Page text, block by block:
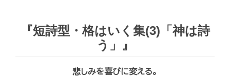
『短詩型・格はいく集(3)「神は詩
う」』
悲しみを喜びに変える。